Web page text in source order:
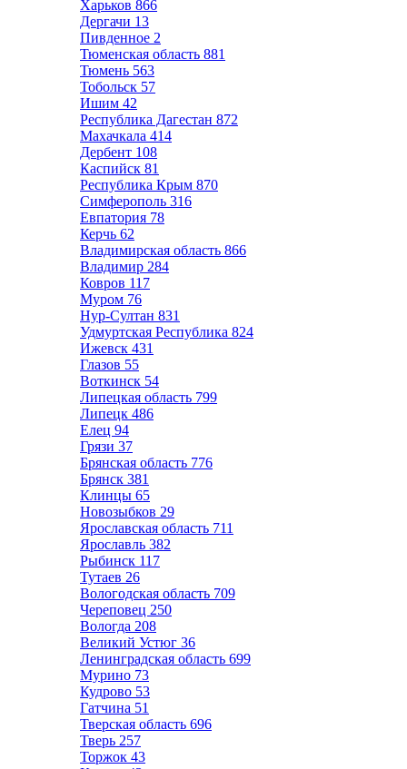
Харьков 866
Дергачи 13
Пивденное 2
Тюменская область 881
Тюмень 563
Тобольск 57
Ишим 42
Республика Дагестан 872
Махачкала 414
Дербент 108
Каспийск 81
Республика Крым 870
Симферополь 316
Евпатория 78
Керчь 62
Владимирская область 866
Владимир 284
Ковров 117
Муром 76
Нур-Султан 831
Удмуртская Республика 824
Ижевск 431
Глазов 55
Воткинск 54
Липецкая область 799
Липецк 486
Елец 94
Грязи 37
Брянская область 776
Брянск 381
Клинцы 65
Новозыбков 29
Ярославская область 711
Ярославль 382
Рыбинск 117
Тутаев 26
Вологодская область 709
Череповец 250
Вологда 208
Великий Устюг 36
Ленинградская область 699
Мурино 73
Кудрово 53
Гатчина 51
Тверская область 696
Тверь 257
Торжок 43